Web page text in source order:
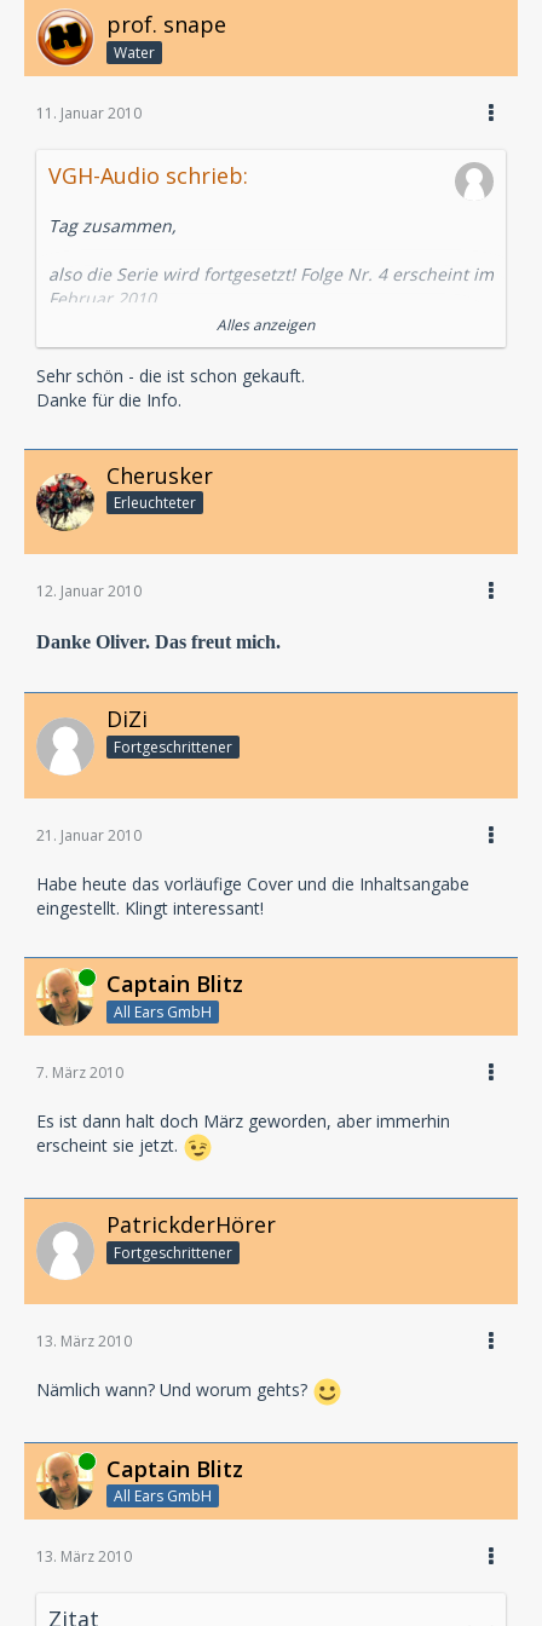
prof. snape
Water
11. Januar 2010
VGH-Audio schrieb:
Tag zusammen,
also die Serie wird fortgesetzt! Folge Nr. 4 erscheint im
Februar 2010.
LG.
Oliver
Alles anzeigen
Sehr schön - die ist schon gekauft.
Danke für die Info.
Cherusker
Erleuchteter
12. Januar 2010
Danke Oliver. Das freut mich.
DiZi
Fortgeschrittener
21. Januar 2010
Habe heute das vorläufige Cover und die Inhaltsangabe
eingestellt. Klingt interessant!
Online Captain Blitz
All Ears GmbH
7. März 2010
Es ist dann halt doch März geworden, aber immerhin
erscheint sie jetzt.
PatrickderHörer
Fortgeschrittener
13. März 2010
Nämlich wann? Und worum gehts?
Online Captain Blitz
All Ears GmbH
13. März 2010
Zitat